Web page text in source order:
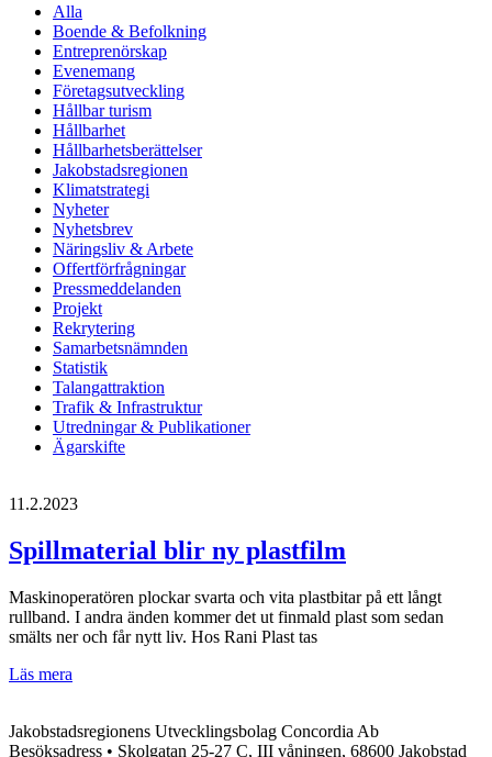
Alla
Boende & Befolkning
Entreprenörskap
Evenemang
Företagsutveckling
Hållbar turism
Hållbarhet
Hållbarhetsberättelser
Jakobstadsregionen
Klimatstrategi
Nyheter
Nyhetsbrev
Näringsliv & Arbete
Offertförfrågningar
Pressmeddelanden
Projekt
Rekrytering
Samarbetsnämnden
Statistik
Talangattraktion
Trafik & Infrastruktur
Utredningar & Publikationer
Ägarskifte
11.2.2023
Spillmaterial blir ny plastfilm
Maskinoperatören plockar svarta och vita plastbitar på ett långt
rullband. I andra änden kommer det ut finmald plast som sedan
smälts ner och får nytt liv. Hos Rani Plast tas
Läs mera
plastfilm
Jakobstadsregionens Utvecklingsbolag Concordia Ab
Besöksadress • Skolgatan 25-27 C, III våningen, 68600 Jakobstad